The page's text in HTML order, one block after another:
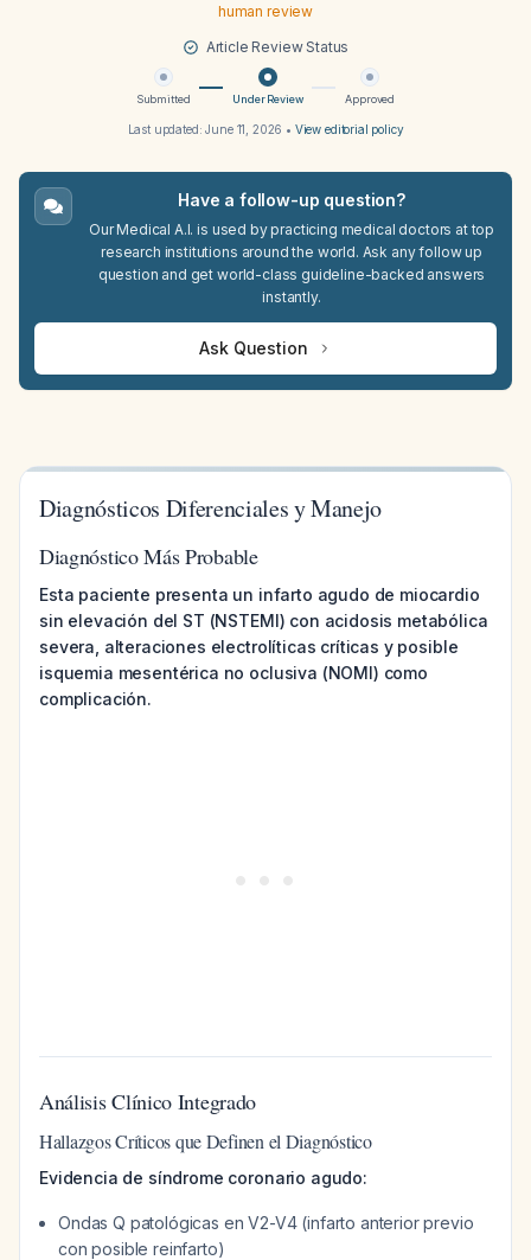
human review
Article Review Status
Submitted Under Review Approved
Last updated:June 11, 2026 • View editorial policy
Have a follow-up question?
Our Medical A.I. is used by practicing medical doctors at top
research institutions around the world. Ask any follow up
question and get world-class guideline-backed answers
instantly.
Ask Question
Diagnósticos Diferenciales y Manejo
Diagnóstico Más Probable
Esta paciente presenta un infarto agudo de miocardio
sin elevación del ST (NSTEMI) con acidosis metabólica
severa, alteraciones electrolíticas críticas y posible
isquemia mesentérica no oclusiva (NOMI) como
complicación.
Análisis Clínico Integrado
Hallazgos Críticos que Definen el Diagnóstico
Evidencia de síndrome coronario agudo:
Ondas Q patológicas en V2-V4 (infarto anterior previo
con posible reinfarto)